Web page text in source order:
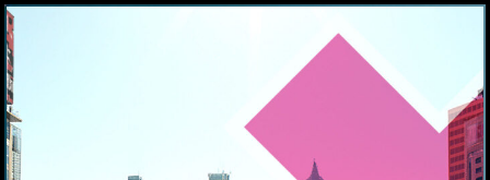
MOOP MAMA